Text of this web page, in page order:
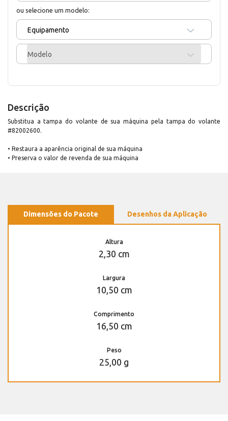
ou selecione um modelo:
Equipamento
Modelo
Descrição
Substitua a tampa do volante de sua máquina pela tampa do volante
#82002600.
• Restaura a aparência original de sua máquina
• Preserva o valor de revenda de sua máquina
Dimensões do Pacote Desenhos da Aplicação
Altura
2,30 cm
Largura
10,50 cm
Comprimento
16,50 cm
Peso
25,00 g